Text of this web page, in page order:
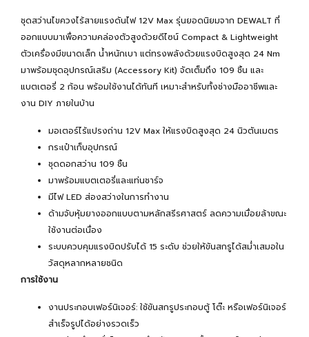
ชุดสว่านไขควงไร้สายแรงดันไฟ 12V Max รุ่นยอดนิยมจาก DEWALT ที่
ออกแบบมาเพื่อความคล่องตัวสูงด้วยดีไซน์ Compact & Lightweight
ตัวเครื่องมีขนาดเล็ก น้ำหนักเบา แต่ทรงพลังด้วยแรงบิดสูงสุด 24 Nm
มาพร้อมชุดอุปกรณ์เสริม (Accessory Kit) จัดเต็มถึง 109 ชิ้น และ
แบตเตอรี่ 2 ก้อน พร้อมใช้งานได้ทันที เหมาะสำหรับทั้งช่างมืออาชีพและ
งาน DIY ภายในบ้าน
มอเตอร์ไร้แปรงถ่าน 12V Max ให้แรงบิดสูงสุด 24 นิวตันเมตร
กระเป๋าเก็บอุปกรณ์
ชุดดอกสว่าน 109 ชิ้น
มาพร้อมแบตเตอรี่และแท่นชาร์จ
มีไฟ LED ส่องสว่างในการทำงาน
ด้ามจับหุ้มยางออกแบบตามหลักสรีรศาสตร์ ลดความเมื่อยล้าขณะ
ใช้งานต่อเนื่อง
ระบบควบคุมแรงบิดปรับได้ 15 ระดับ ช่วยให้ขันสกรูได้สม่ำเสมอใน
วัสดุหลากหลายชนิด
การใช้งาน
งานประกอบเฟอร์นิเจอร์: ใช้ขันสกรูประกอบตู้ โต๊ะ หรือเฟอร์นิเจอร์
สำเร็จรูปได้อย่างรวดเร็ว